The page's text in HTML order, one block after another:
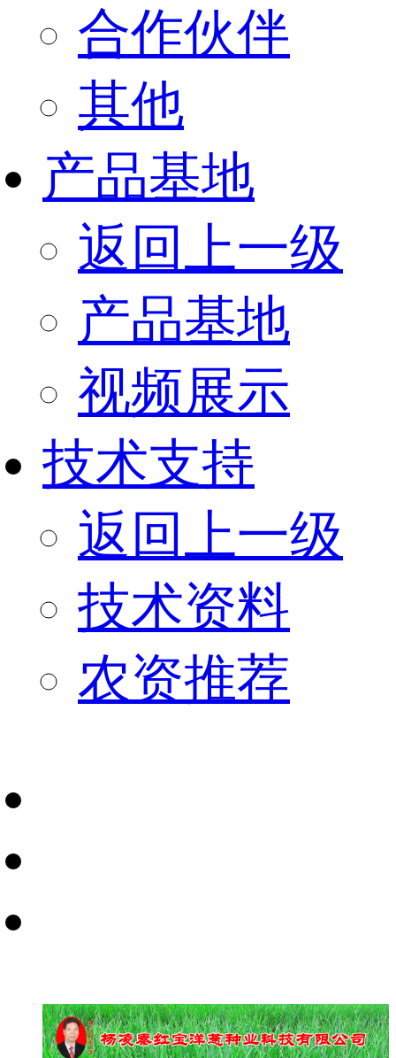
合作伙伴
其他
产品基地
返回上一级
产品基地
视频展示
技术支持
返回上一级
技术资料
农资推荐